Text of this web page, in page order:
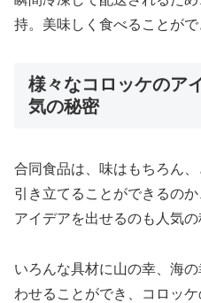
持。美味しく食べることがで
様々なコロッケのア
気の秘密
合同食品は、味はもちろん
引き立てることができるの
アイデアを出せるのも人気の
いろんな具材に山の幸、海
わせることができ、コロッケ